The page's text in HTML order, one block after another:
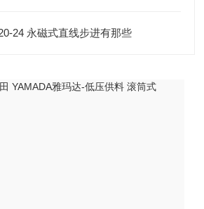
24 永磁式直线步进有那些